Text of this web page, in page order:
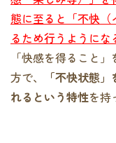
態に至ると「不快（
るため行うようにな
「快感を得ること
方で、
「不快状態
れるという特性を持